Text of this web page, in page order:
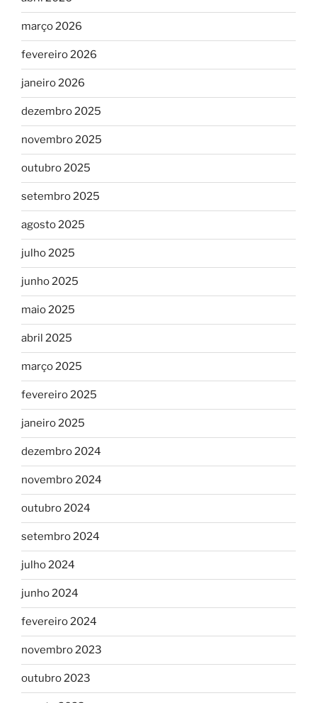
março 2026
fevereiro 2026
janeiro 2026
dezembro 2025
novembro 2025
outubro 2025
setembro 2025
agosto 2025
julho 2025
junho 2025
maio 2025
abril 2025
março 2025
fevereiro 2025
janeiro 2025
dezembro 2024
novembro 2024
outubro 2024
setembro 2024
julho 2024
junho 2024
fevereiro 2024
novembro 2023
outubro 2023